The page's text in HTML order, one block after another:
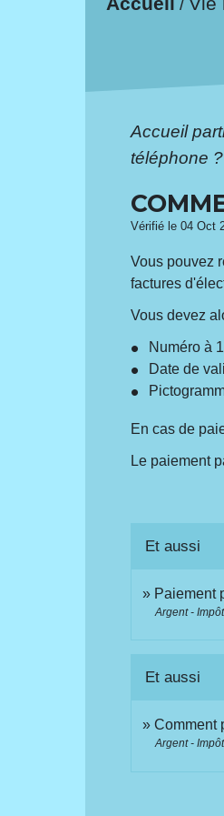
/
Accueil
téléphone ?
Vérifié le 04 Oct
Vous pouvez
factures
Vous devez
Numéro à
Date de
En cas de
Le paiement
Et aussi
Paiement
Argent -
Et aussi
Comment
Argent -